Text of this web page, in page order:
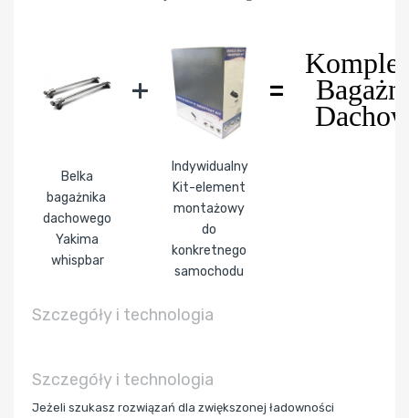
+ =
Belka
bagażnika
dachowego
Yakima
whispbar
Indywidualny
Kit-element
montażowy
do
konkretnego
samochodu
Szczegóły i technologia
Szczegóły i technologia
Jeżeli szukasz rozwiązań dla zwiększonej ładowności